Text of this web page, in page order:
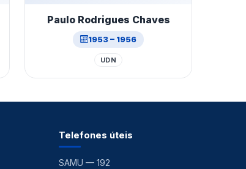
Paulo Rodrigues Chaves
1953 – 1956
UDN
Telefones úteis
SAMU — 192